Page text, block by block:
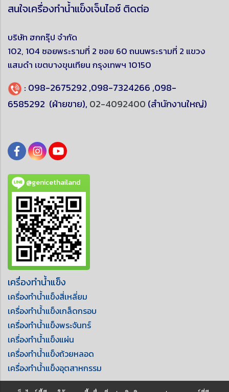
สนใจเครื่องทำน้ำแข็งเจ็นไอซ์ ติดต่อ
บริษัท ฮกกรุ๊ป จำกัด
102, 104 ซอยพระรามที่ 2 ซอย 60 ถนนพระรามที่ 2 แขวง
แสมดำ เขตบางขุนเทียนกรุงเทพฯ 10150
: 098-2675292 ,098-7324266 ,098-
6585292 (ฝ่ายขาย), 02-4092400 (สำนักงานใหญ่)
@genicethailand
เครื่องทำน้ำแข็ง
เครื่องทำน้ำแข็งสี่เหลี่ยม
เครื่องทำน้ำแข็งเกล็ดกรอบ
เครื่องทำน้ำแข็งพระจันทร์
เครื่องทำน้ำแข็งแผ่น
เครื่องทำน้ำแข็งถ้วยหลอด
เครื่องทำน้ำแข็งอุตสาหกรรม